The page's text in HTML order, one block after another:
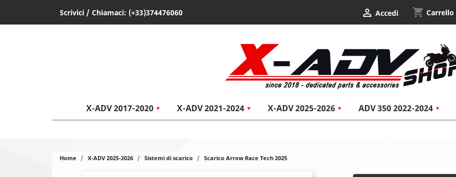
Scrivici / Chiamaci: (+33)374476060  Accedi shopping_cart Carrello
X-ADV 2017-2020 X-ADV 2021-2024 X-ADV 2025-2026 ADV 350 2022-2024
Home X-ADV 2025-2026 Sistemi di scarico Scarico Arrow Race Tech 2025